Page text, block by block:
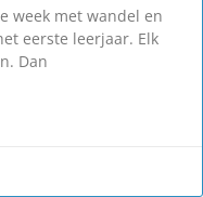
week met wandel en
eerste leerjaar. Elk
Dan